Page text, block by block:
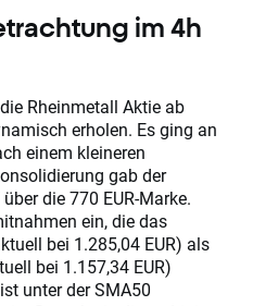
im 4h
Rheinmetall Aktie ab
erholen. Es ging an
einem kleineren
gab der
die 770 EUR-Marke.
ein, die das
bei 1.285,04 EUR) als
bei 1.157,34 EUR)
unter der SMA50